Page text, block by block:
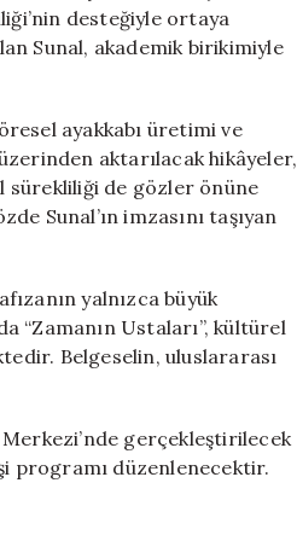
Buluşuyor
için
desteğiyle ortaya
Sunal, akademik birikimiyle
ayakkabı üretimi ve
aktarılacak hikâyeler,
sürekliliği de gözler önüne
Sunal’ın imzasını taşıyan
yalnızca büyük
“Zamanın Ustaları”, kültürel
Belgeselin, uluslararası
gerçekleştirilecek
programı düzenlenecektir.